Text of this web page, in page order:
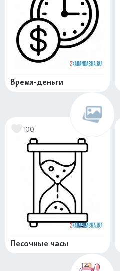
Время-деньги
100
Песочные часы